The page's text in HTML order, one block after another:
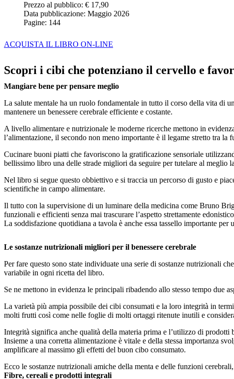
Prezzo al pubblico: € 17,90
Data pubblicazione: Maggio 2026
Pagine: 144
ACQUISTA IL LIBRO ON-LINE
Scopri i cibi che potenziano il cervello e
Mangiare bene per pensare meglio
La salute mentale ha un ruolo fondamentale in tutto il corso della vita di
mantenere un benessere cerebrale efficiente e costante.
A livello alimentare e nutrizionale le moderne ricerche mettono in
l’alimentazione, il secondo non meno importante è il legame stretto tra
Cucinare buoni piatti che favoriscono la gratificazione sensoriale
bellissimo libro una delle strade migliori da seguire per tutelare al meglio
Nel libro si segue questo obbiettivo e si traccia un percorso di gusto e
scientifiche in campo alimentare.
Il tutto con la supervisione di un luminare della medicina come Bruno
funzionali e efficienti senza mai trascurare l’aspetto strettamente
La soddisfazione quotidiana a tavola è anche essa tassello importante per
Le sostanze nutrizionali migliori per il benessere cerebrale
Per fare questo sono state individuate una serie di sostanze nutrizionali
variabile in ogni ricetta del libro.
Se ne mettono in evidenza le principali ribadendo allo stesso tempo due
La varietà più ampia possibile dei cibi consumati e la loro integrità in
molti frutti così come nelle foglie di molti ortaggi ritenute inutili e
Integrità significa anche qualità della materia prima e l’utilizzo di
Insieme a una corretta alimentazione è vitale e della stessa importanza
amplificare al massimo gli effetti del buon cibo consumato.
Ecco le sostanze nutrizionali amiche della menta e delle funzioni
Fibre, cereali e prodotti integrali